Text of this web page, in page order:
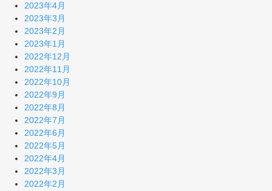
2023年4月
2023年3月
2023年2月
2023年1月
2022年12月
2022年11月
2022年10月
2022年9月
2022年8月
2022年7月
2022年6月
2022年5月
2022年4月
2022年3月
2022年2月